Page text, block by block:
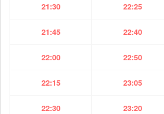
21:30 22:25
21:45 22:40
22:00 22:50
22:15 23:05
22:30 23:20